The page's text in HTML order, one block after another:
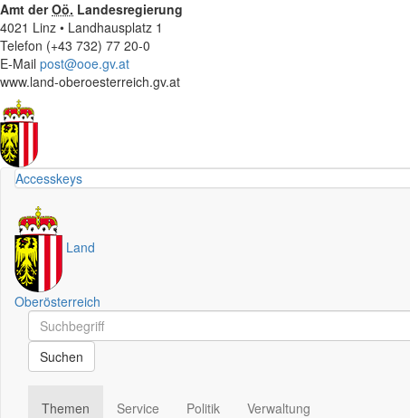
Amt derOö. Landesregierung
4021 Linz • Landhausplatz 1
Telefon (+43 732) 77 20-0
E-Mail post@ooe.gv.at
www.land-oberoesterreich.gv.at
Accesskeys
Land
Oberösterreich
Schnellsuche
Schnellsuche
Suchen
Themen
Service
Politik
Verwaltung